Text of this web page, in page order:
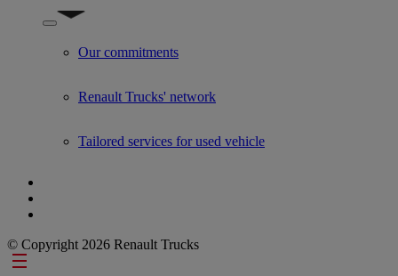
Show submenu for Used Trucks by Renault Trucks
Our commitments
Renault Trucks' network
Tailored services for used vehicle
© Copyright 2026 Renault Trucks
Footer links